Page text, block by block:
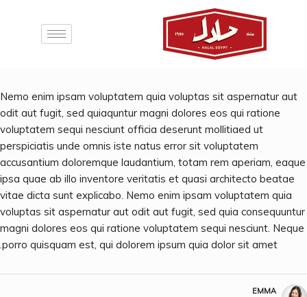
Nemo enim ipsam voluptatem quia voluptas sit aspernatur aut
odit aut fugit, sed quiaquntur magni dolores eos qui ratione
voluptatem sequi nesciunt officia deserunt mollitiaed ut
perspiciatis unde omnis iste natus error sit voluptatem
accusantium doloremque laudantium, totam rem aperiam, eaque
ipsa quae ab illo inventore veritatis et quasi architecto beatae
vitae dicta sunt explicabo. Nemo enim ipsam voluptatem quia
voluptas sit aspernatur aut odit aut fugit, sed quia consequuntur
magni dolores eos qui ratione voluptatem sequi nesciunt. Neque
porro quisquam est, qui dolorem ipsum quia dolor sit amet.
EMMA